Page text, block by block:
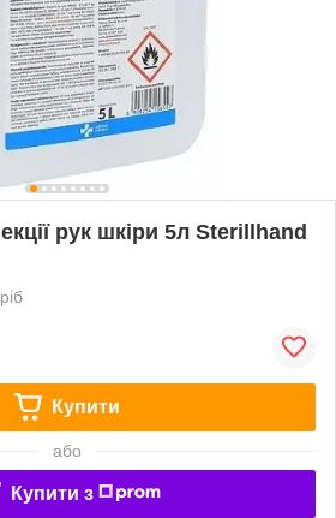
рук шкіри 5л Sterillhand
Купити
або
Купити з